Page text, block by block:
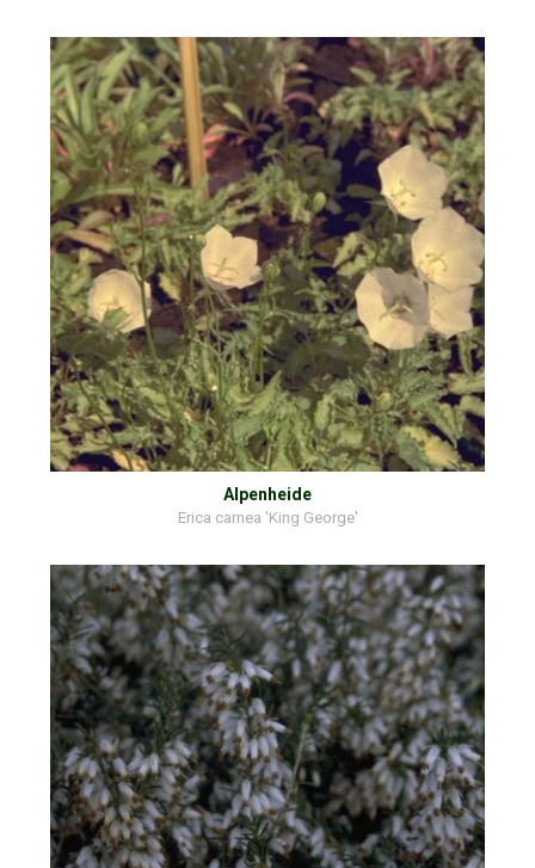
Alpenheide
Erica carnea 'King George'